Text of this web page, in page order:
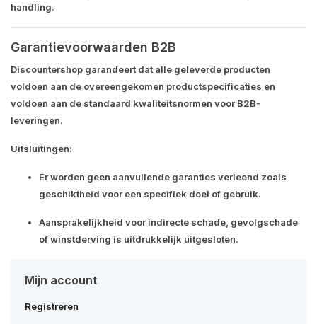
handling.
Garantievoorwaarden B2B
Discountershop garandeert dat alle geleverde producten
voldoen aan de overeengekomen productspecificaties en
voldoen aan de standaard kwaliteitsnormen voor B2B-
leveringen.
Uitsluitingen:
Er worden geen aanvullende garanties verleend zoals
geschiktheid voor een specifiek doel of gebruik.
Aansprakelijkheid voor indirecte schade , gevolgschade
of winstderving is uitdrukkelijk uitgesloten.
Mijn account
Registreren